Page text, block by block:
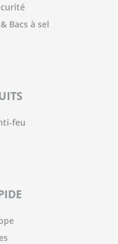
Bacs à sel
feu